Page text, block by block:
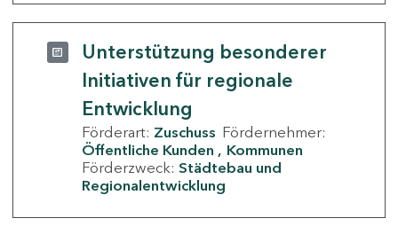
Unterstützung besonderer
Initiativen für regionale
Entwicklung
Förderart: Zuschuss Fördernehmer:
Öffentliche Kunden
Kommunen
Förderzweck: Städtebau und
Regionalentwicklung